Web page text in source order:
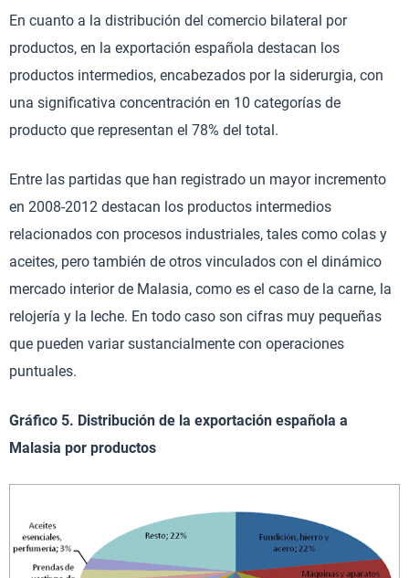
En cuanto a la distribución del comercio bilateral por
productos, en la exportación española destacan los
productos intermedios, encabezados por la siderurgia, con
una significativa concentración en 10 categorías de
producto que representan el 78% del total.
Entre las partidas que han registrado un mayor incremento
en 2008-2012 destacan los productos intermedios
relacionados con procesos industriales, tales como colas y
aceites, pero también de otros vinculados con el dinámico
mercado interior de Malasia, como es el caso de la carne, la
relojería y la leche. En todo caso son cifras muy pequeñas
que pueden variar sustancialmente con operaciones
puntuales.
Gráfico 5. Distribución de la exportación española a
Malasia por productos